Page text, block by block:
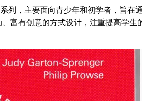
列，主要面向青少年和初学者，旨在
富有创意的方式设计，注重提高学生